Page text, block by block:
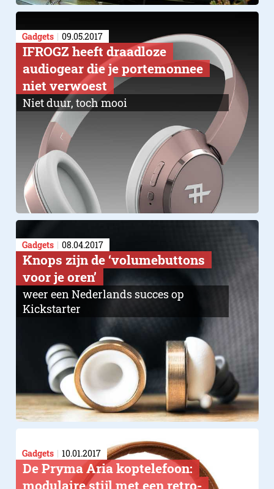
Gadgets 09.05.2017
IFROGZ heeft draadloze
audiogear die je portemonnee
niet verwoest
Niet duur, toch mooi
Gadgets 08.04.2017
Knops zijn de ‘volumebuttons
voor je oren’
weer een Nederlands succes op
Kickstarter
Gadgets 10.01.2017
De Pryma Aria koptelefoon:
modulaire stijl met een retro-